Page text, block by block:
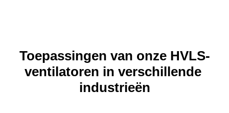
Toepassingen van onze HVLS-
ventilatoren in verschillende
industrieën